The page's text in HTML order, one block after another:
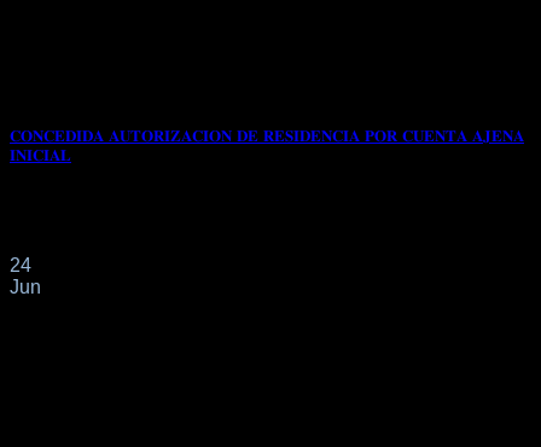
𝐂𝐎𝐍𝐂𝐄𝐃𝐈𝐃𝐀 𝐀𝐔𝐓𝐎𝐑𝐈𝐙𝐀𝐂𝐈𝐎𝐍 𝐃𝐄 𝐑𝐄𝐒𝐈𝐃𝐄𝐍𝐂𝐈𝐀 𝐏𝐎𝐑 𝐂𝐔𝐄𝐍𝐓𝐀 𝐀𝐉𝐄𝐍𝐀
𝐈𝐍𝐈𝐂𝐈𝐀𝐋
24
Jun